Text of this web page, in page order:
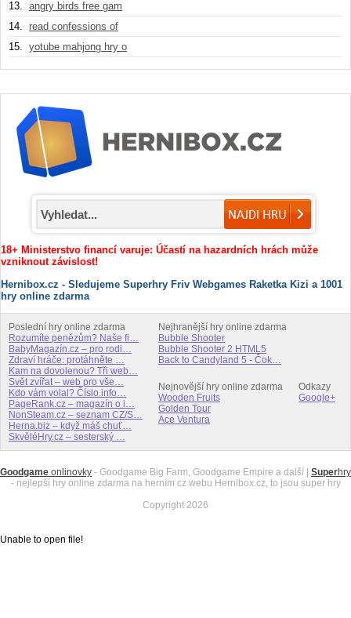
13. angry birds free gam
14. read confessions of
15. yotube mahjong hry o
18+ Ministerstvo financí varuje: Účastí na hazardních hrách může
vzniknout závislost!
Hernibox.cz - Sledujeme Superhry Friv Webgames Raketka Kizi a 1001
hry online zdarma
Poslední hry online zdarma
Rozumíte penězům? Naše fi…
BabyMagazín.cz – pro rodi…
Zdraví hráče: protáhněte …
Kam na dovolenou? Tři web…
Svět zvířat – web pro vše…
Kdo vám volal? Číslo.info…
PageRank.cz – magazín o i…
NonSteam.cz – seznam CZ/S…
Herna.biz – když máš chuť…
SkvěléHry.cz – sesterský …
Nejhranější hry online zdarma
Bubble Shooter
Bubble Shooter 2 HTML5
Back to Candyland 5 - Čok…
Nejnovější hry online zdarma
Wooden Fruits
Golden Tour
Ace Ventura
Odkazy
Google+
Goodgame onlinovky - Goodgame Big Farm, Goodgame Empire a další | Superhry
- nejlepší hry online zdarma na herním cz webu Hernibox.cz, to jsou super hry
Copyright 2026
Unable to open file!